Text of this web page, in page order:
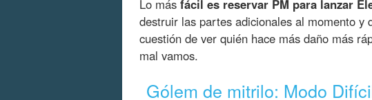
Lo más fácil es reservar PM para lanzar
destruir las partes adicionales al momento y
cuestión de ver quién hace más daño más
mal vamos.
Gólem de mitrilo: Modo